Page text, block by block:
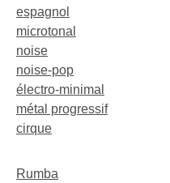
espagnol
microtonal
noise
noise-pop
électro-minimal
métal progressif
cirque
Rumba